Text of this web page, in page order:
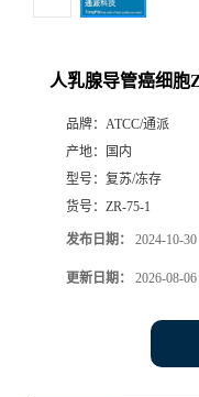
人乳腺导管癌细胞
品牌： ATCC/通派
产地：
国内
型号： 复苏/冻存
货号： ZR-75-1
发布日期： 2024-10-30
更新日期： 2026-08-06